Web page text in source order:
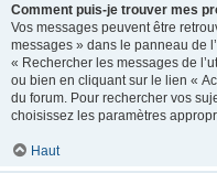
Comment puis-je trouver mes
Vos messages peuvent être
messages » dans le panneau de
« Rechercher les messages de
ou bien en cliquant sur le lien «
du forum. Pour rechercher vos
choisissez les paramètres
Haut